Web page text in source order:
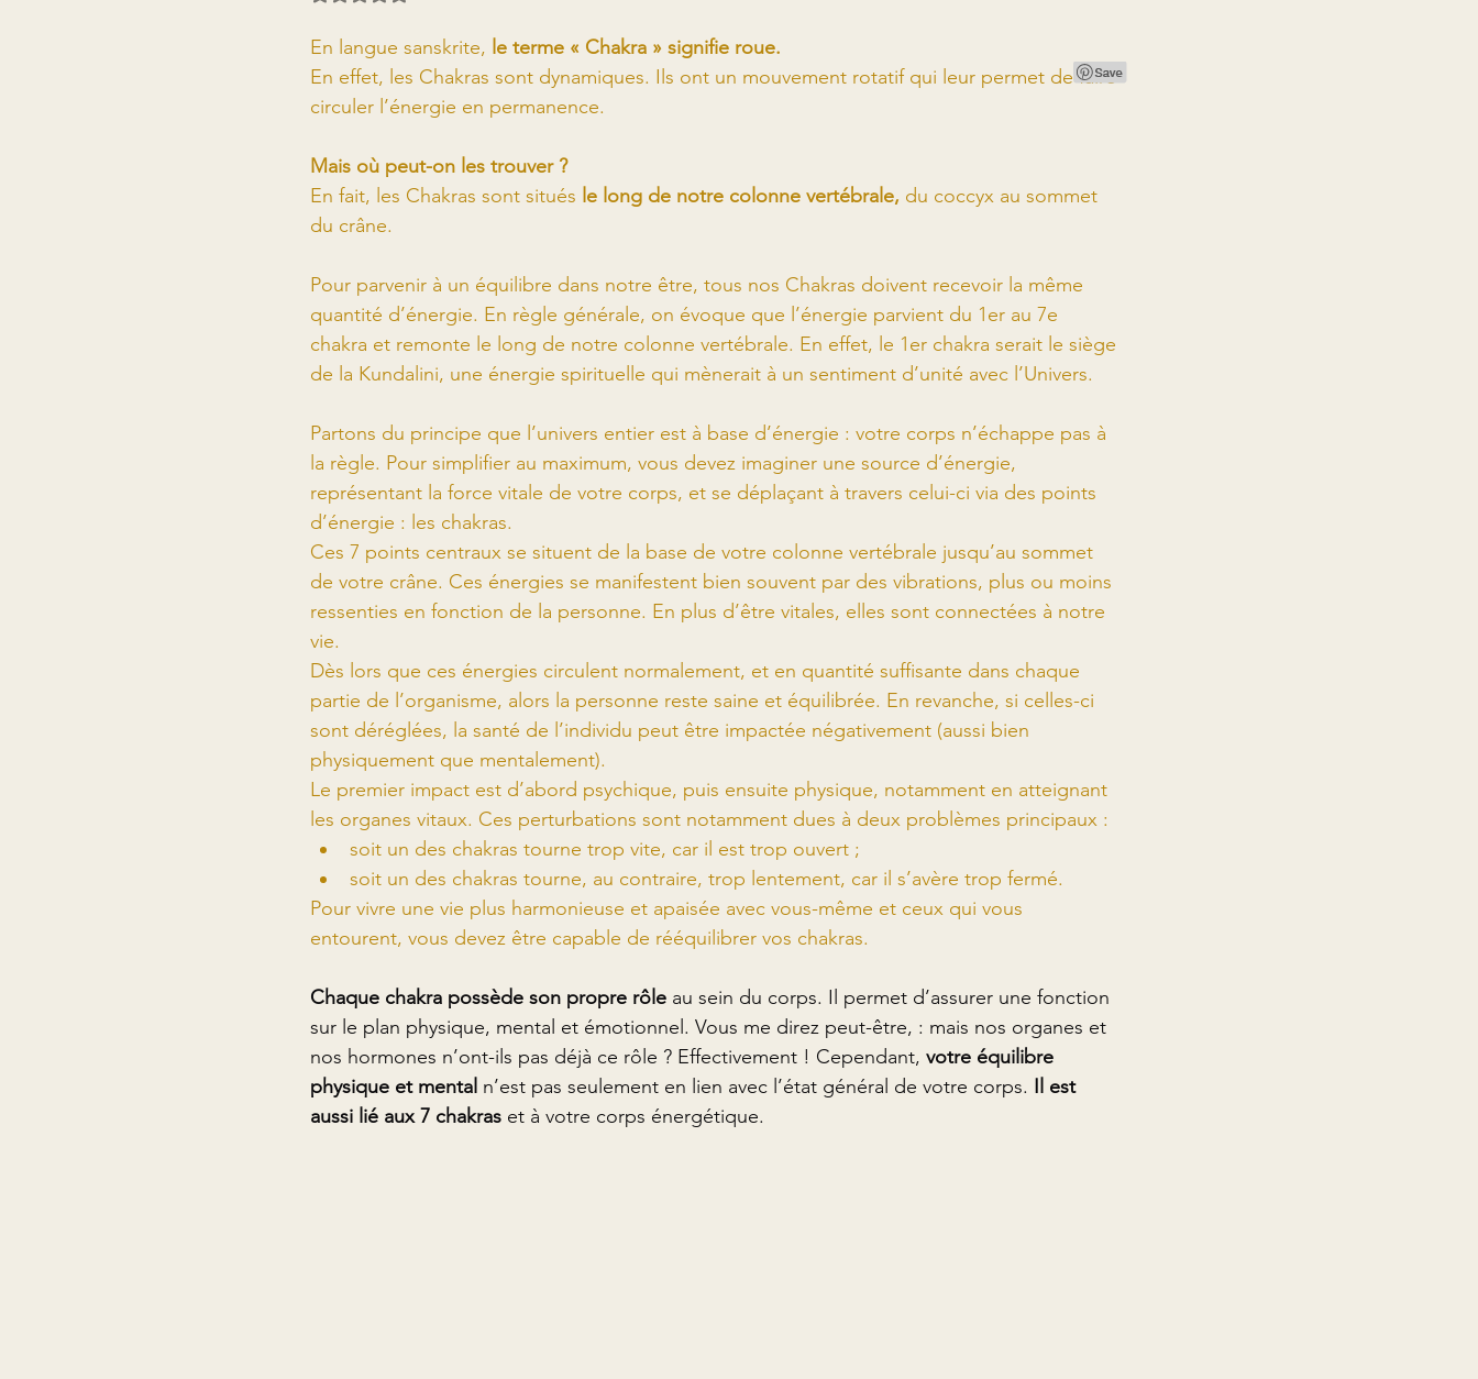
En langue sanskrite, le terme « Chakra » signifie roue.
En effet, les Chakras sont dynamiques. Ils ont un mouvement rotatif qui leur permet de faire
circuler l’énergie en permanence.
Mais où peut-on les trouver ?
En fait, les Chakras sont situés le long de notre colonne vertébrale, du coccyx au sommet
du crâne.
Pour parvenir à un équilibre dans notre être, tous nos Chakras doivent recevoir la même
quantité d’énergie. En règle générale, on évoque que l’énergie parvient du 1er au 7e
chakra et remonte le long de notre colonne vertébrale. En effet, le 1er chakra serait le siège
de la Kundalini, une énergie spirituelle qui mènerait à un sentiment d’unité avec l’Univers.
Partons du principe que l’univers entier est à base d’énergie : votre corps n’échappe pas à
la règle. Pour simplifier au maximum, vous devez imaginer une source d’énergie,
représentant la force vitale de votre corps, et se déplaçant à travers celui-ci via des points
d’énergie : les chakras.
Ces 7 points centraux se situent de la base de votre colonne vertébrale jusqu’au sommet
de votre crâne. Ces énergies se manifestent bien souvent par des vibrations, plus ou moins
ressenties en fonction de la personne. En plus d’être vitales, elles sont connectées à notre
vie.
Dès lors que ces énergies circulent normalement, et en quantité suffisante dans chaque
partie de l’organisme, alors la personne reste saine et équilibrée. En revanche, si celles-ci
sont déréglées, la santé de l’individu peut être impactée négativement (aussi bien
physiquement que mentalement).
Le premier impact est d’abord psychique, puis ensuite physique, notamment en atteignant
les organes vitaux. Ces perturbations sont notamment dues à deux problèmes principaux :
soit un des chakras tourne trop vite, car il est trop ouvert ;
soit un des chakras tourne, au contraire, trop lentement, car il s’avère trop fermé.
Pour vivre une vie plus harmonieuse et apaisée avec vous-même et ceux qui vous
entourent, vous devez être capable de rééquilibrer vos chakras.
Chaque chakra possède son propre rôle au sein du corps. Il permet d’assurer une fonction
sur le plan physique, mental et émotionnel. Vous me direz peut-être, : mais nos organes et
nos hormones n’ont-ils pas déjà ce rôle ? Effectivement ! Cependant, votre équilibre
physique et mental n’est pas seulement en lien avec l’état général de votre corps. Il est
aussi lié aux 7 chakras et à votre corps énergétique.